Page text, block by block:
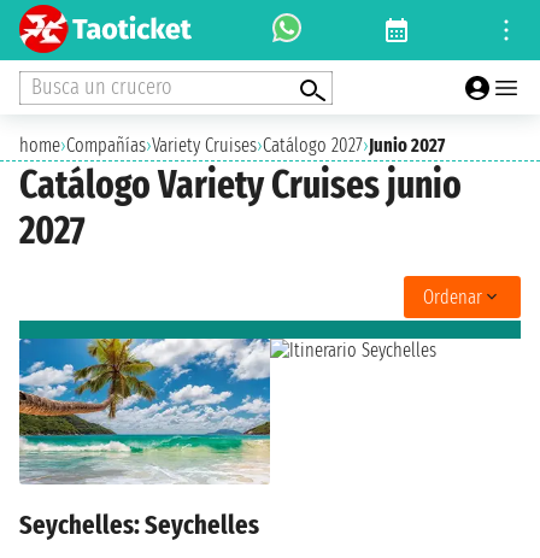
Busca un crucero
home›Compañías›Variety Cruises›Catálogo 2027›Junio 2027
Catálogo Variety Cruises junio
2027
Ordenar
Seychelles: Seychelles